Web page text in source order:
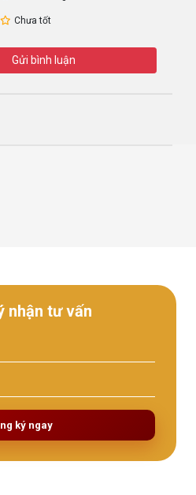
Chưa tốt
Gửi bình luận
nhận tư vấn
ký ngay